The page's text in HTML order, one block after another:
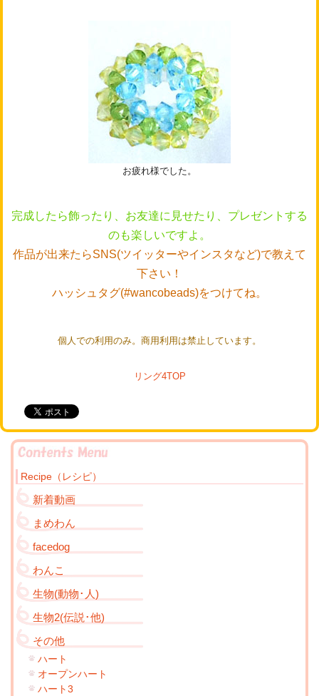
お疲れ様でした。
完成したら飾ったり、お友達に見せたり、プレゼントする
のも楽しいですよ。
作品が出来たらSNS(ツイッターやインスタなど)で教えて
下さい！
ハッシュタグ(#wancobeads)をつけてね。
個人での利用のみ。商用利用は禁止しています。
リング4TOP
Recipe（レシピ）
新着動画
まめわん
facedog
わんこ
生物(動物･人)
生物2(伝説･他)
その他
ハート
オープンハート
ハート3